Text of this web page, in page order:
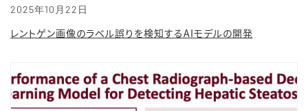
2025年10月22日
レントゲン画像のラベル誤りを検知するAIモデルの開発